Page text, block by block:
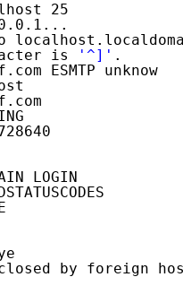
25
is
'^]' .
ESMTP unknow
LOGIN
by foreign